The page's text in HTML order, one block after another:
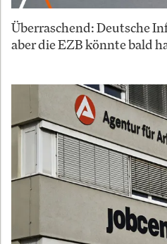
Überraschend: Deutsche
aber die EZB könnte bald